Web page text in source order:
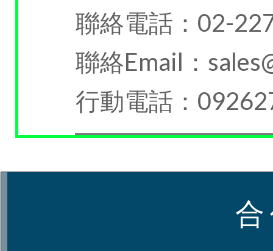
聯絡電話：02-
聯絡Email：
行動電話：
合